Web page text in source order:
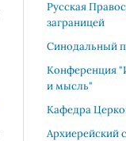
Русская
заграницей
Синодальный
Конференция
и мысль"
Кафедра
Архиерейский